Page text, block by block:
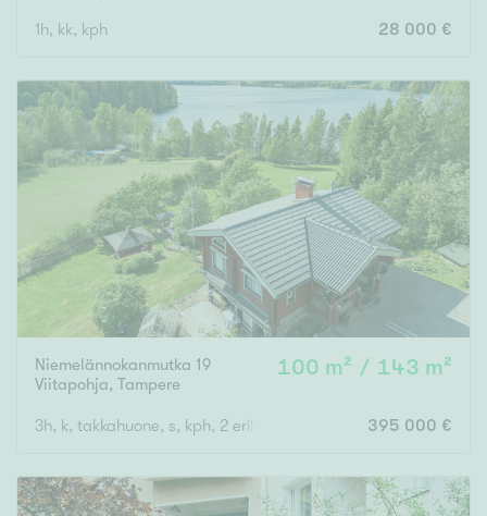
1h, kk, kph 28 000 €
Niemelännokanmutka 19
Viitapohja, Tampere
100 m² / 143 m²
3h, k, takkahuone, s, kph, 2 erillis wc, khh, varastohuone,
395 000 €